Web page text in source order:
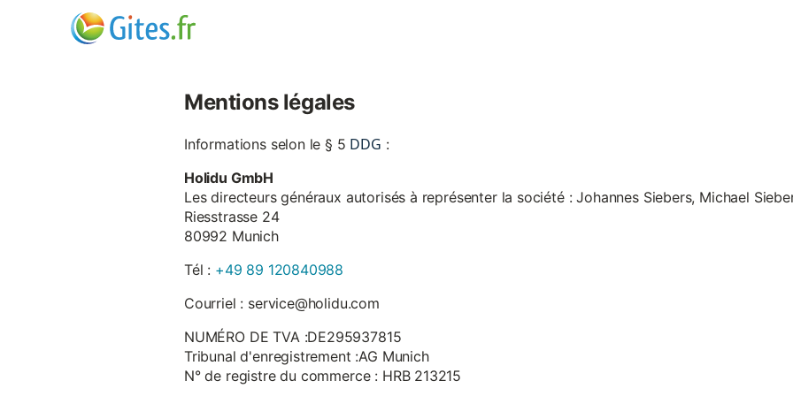
Mentions légales
Informations selon le § 5 DDG :
Holidu GmbH
Les directeurs généraux autorisés à représenter la société : Johannes Siebers, Michael
Riesstrasse 24
80992 Munich
Tél : +49 89 120840988
Courriel : service@holidu.com
NUMÉRO DE TVA :DE295937815
Tribunal d'enregistrement :AG Munich
N° de registre du commerce : HRB 213215